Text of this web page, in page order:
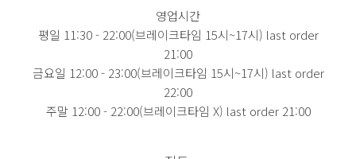
영업시간
평일 11:30 - 22:00(브레이크타임 15시~17시) last order
21:00
금요일 12:00 - 23:00(브레이크타임 15시~17시) last order
22:00
주말 12:00 - 22:00(브레이크타임 X) last order 21:00